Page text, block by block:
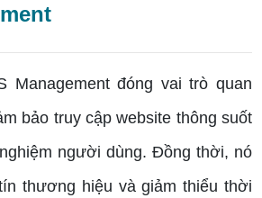
Management đóng vai trò quan
bảo truy cập website thông suốt
người dùng. Đồng thời, nó
thương hiệu và giảm thiểu thời